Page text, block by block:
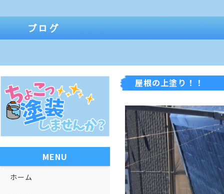
屋根の上塗り！！
MENU
ホーム